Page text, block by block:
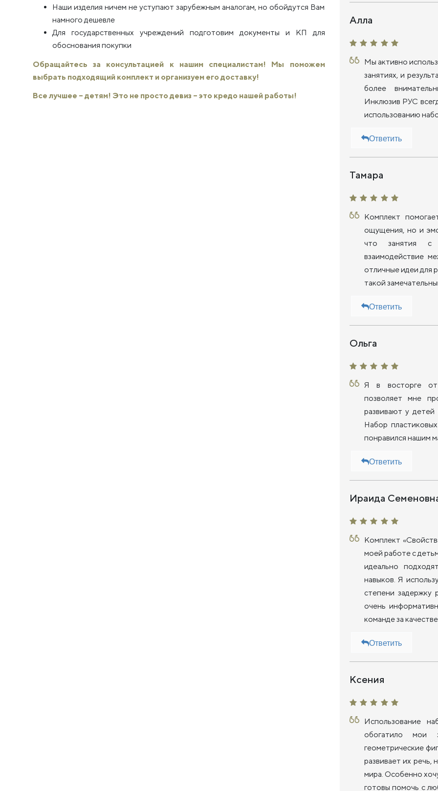
Наши изделия ничем не уступают зарубежным аналогам, но обойдутся Вам
намного дешевле
Для государственных учреждений подготовим документы и КП для
обоснования покупки
Обращайтесь за консультацией к нашим специалистам! Мы поможем
выбрать подходящий комплект и организуем его доставку!
Все лучшее – детям! Это не просто девиз – это кредо нашей работы!
Алла
Мы активно
занятиях, и
более
Инклюзив РУС
использованию
Ответить
Тамара
Комплект
ощущения, но и
что занятия с
взаимодействие
отличные идеи для
такой
Ответить
Ольга
Я в восторге от
позволяет мне
развивают у
Набор
понравился нашим
Ответить
Ираида
Комплект
моей работе с
идеально
навыков. Я
степени задержку
очень
команде за
Ответить
Ксения
Использование
обогатило мои
геометрические
развивает их
мира. Особенно
готовы помочь с